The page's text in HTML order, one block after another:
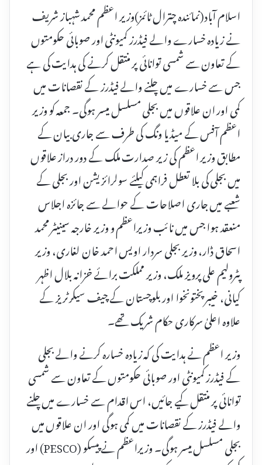
اسلام آباد(نمائندہ چترال ٹائمز)وزیر اعظم محمد شہباز شریف
نے زیادہ خسارے والے فیڈرز کمیونٹی اور صوبائی حکومتوں
کے تعاون سے شمسی توانائی پر منتقل کرنے کی ہدایت کی ہے
جس سے خسارے میں چلنے والے فیڈرز کے نقصانات میں
کمی اور ان علاقوں میں بجلی مسلسل میسر ہوگی۔ جمعہ کو وزیر
اعظم آفس کے میڈیا ونگ کی طرف سے جاری بیان کے
مطابق وزیر اعظم کی زیر صدارت ملک کے دور دراز علاقوں
میں بجلی کی بلا تعطل فراہمی کیلئے سولرائزیشن اور بجلی کے
شعبے میں جاری اصلاحات کے حوالے سے جائزہ اجلاس
منعقد ہوا جس میں نائب وزیراعظم و وزیر خارجہ سینیٹر محمد
اسحاق ڈار، وزیر بجلی سردار اویس احمد خان لغاری، وزیر
پٹرولیم علی پرویز ملک، وزیر مملکت برائے خزانہ بلال اظہر
کیانی، خیبر پختونخوا اور بلوچستان کے چیف سیکرٹریز کے
علاوہ اعلیٰ سرکاری حکام شریک تھے۔
وزیر اعظم نے ہدایت کی کہ زیادہ خسارہ کرنے والے بجلی
کے فیڈرز کمیونٹی اور صوبائی حکومتوں کے تعاون سے شمسی
توانائی پر منتقل کیے جائیں، اس اقدام سے خسارے میں چلنے
والے فیڈرز کے نقصانات میں کمی ہوگی اور ان علاقوں میں
بجلی مسلسل میسر ہوگی۔ وزیراعظم نے پیسکو (PESCO) اور